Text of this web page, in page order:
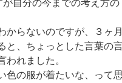
自分の今までの考え方
からないのですが、３ヶ
と、ちょっとした言葉の
われました。
色の服が着たいな、って